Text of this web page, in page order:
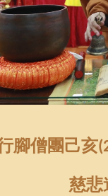
腳僧團己亥
慈